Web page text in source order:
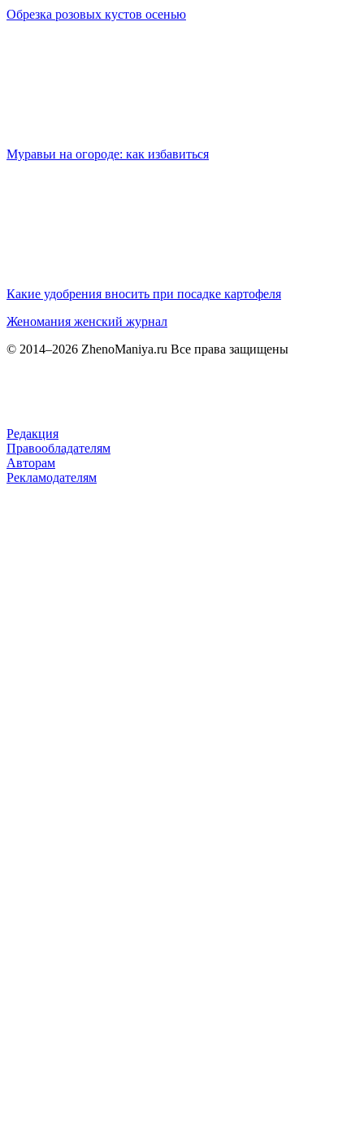
Обрезка розовых кустов осенью
Муравьи на огороде: как избавиться
Какие удобрения вносить при посадке картофеля
Женомания женский журнал
© 2014–2026 ZhenoManiya.ru Все права защищены
Редакция
Правообладателям
Авторам
Рекламодателям